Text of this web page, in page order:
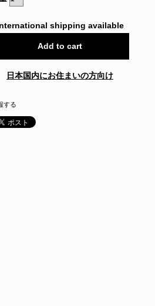
shipping available
Add to cart
日本国内にお住まいの方向け
する